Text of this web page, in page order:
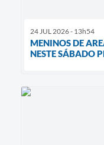
24 JUL 2026 - 13h54
MENINOS DE
NESTE SÁBADO